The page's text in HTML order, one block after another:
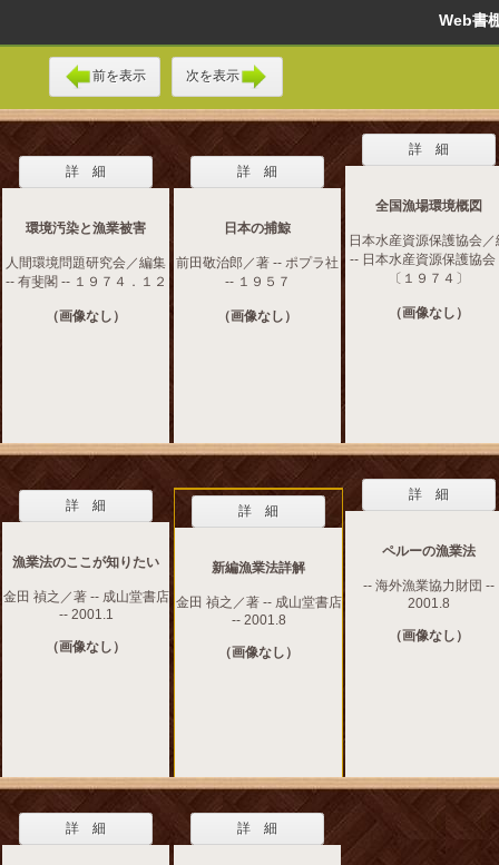
Web
前を表示 次を表示
詳 細
環境汚染と漁業被害
人間環境問題研究会／編集
-- 有斐閣 -- １９７４．１２
（画像なし）
詳 細
日本の捕鯨
前田敬治郎／著 -- ポプラ社
-- １９５７
（画像なし）
詳 細
全国漁場環境概図
日本水産資源保護協会／
-- 日本水産資源保護協会
〔１９７４〕
（画像なし）
詳 細
漁業法のここが知りたい
金田 禎之／著 -- 成山堂書店
-- 2001.1
（画像なし）
詳 細
新編漁業法詳解
金田 禎之／著 -- 成山堂書店
-- 2001.8
（画像なし）
詳 細
ペルーの漁業法
-- 海外漁業協力財団 --
2001.8
（画像なし）
詳 細 詳 細